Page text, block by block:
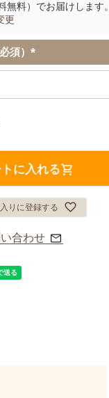
無料） でお届けします。
更
須）
(
に入れる
りに登録する
合わせ